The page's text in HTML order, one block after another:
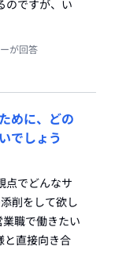
のですが、い
が回答
めに、どの
でしょう
点でどんなサ
削をして欲し
職で働きたい
と直接向き合